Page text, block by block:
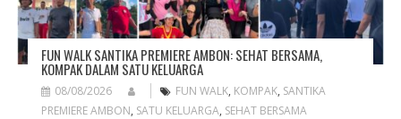
FUN WALK SANTIKA PREMIERE AMBON: SEHAT BERSAMA,
KOMPAK DALAM SATU KELUARGA
08/08/2026 FUN WALK, KOMPAK, SANTIKA
PREMIERE AMBON, SATU KELUARGA, SEHAT BERSAMA